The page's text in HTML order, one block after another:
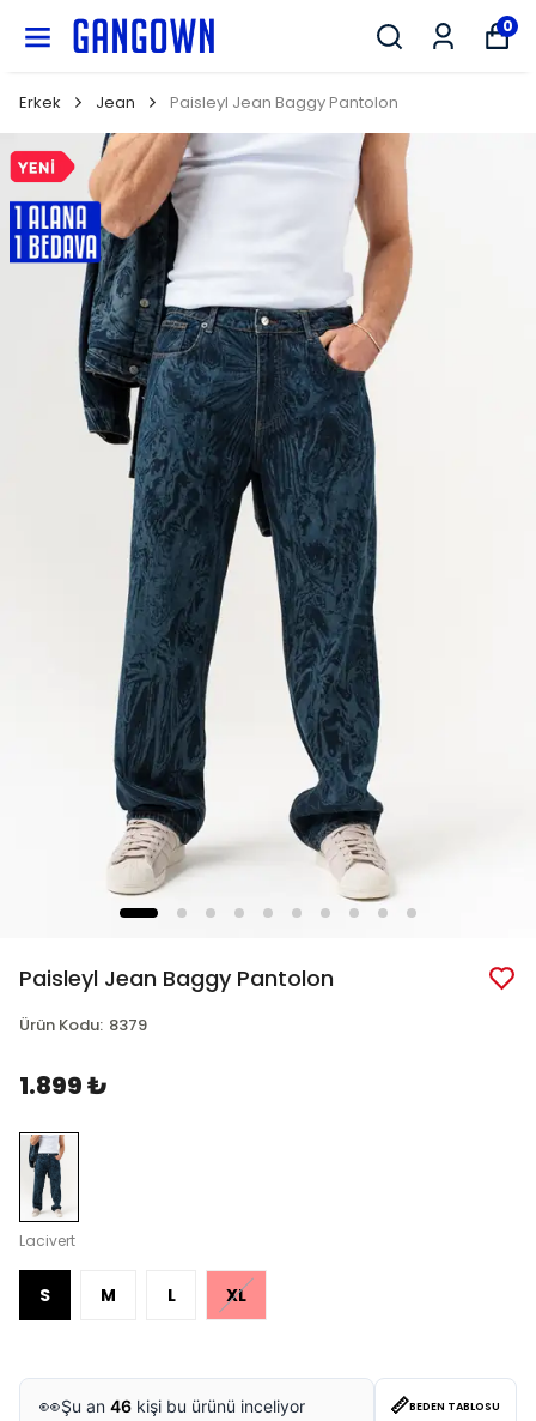
0
Erkek Jean Paisleyl Jean Baggy Pantolon
Paisleyl Jean Baggy Pantolon
Ürün Kodu: 8379
1.899 ₺
Lacivert
S M L XL
👀Şu an 46 kişi bu ürünü inceliyor 📏BEDEN TABLOSU